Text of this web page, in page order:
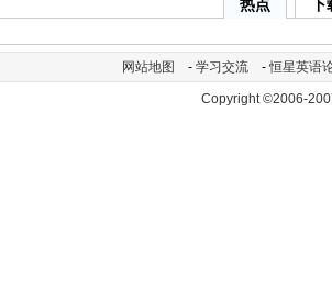
热点
网站地图 - 学习交流 -恒星英语
Copyright ©2006-